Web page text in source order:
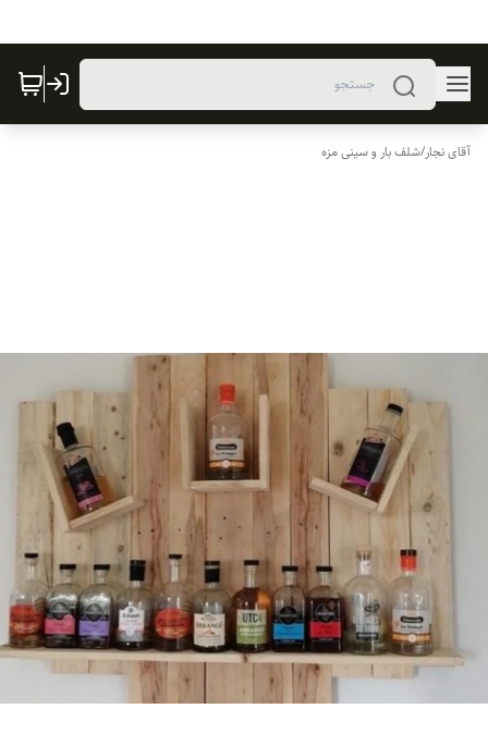
آقای نجار/شلف بار و سینی مزه